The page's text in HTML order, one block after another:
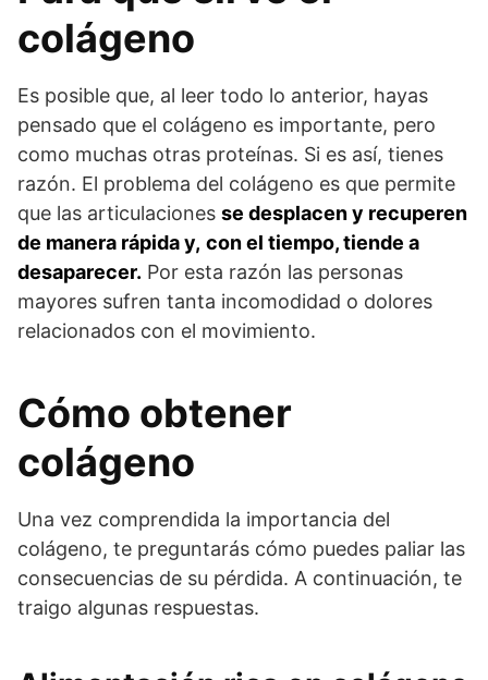
colágeno
Es posible que, al leer todo lo anterior, hayas
pensado que el colágeno es importante, pero
como muchas otras proteínas. Si es así, tienes
razón. El problema del colágeno es que permite
que las articulaciones se desplacen y recuperen
de manera rápida y, con el tiempo, tiende a
desaparecer. Por esta razón las personas
mayores sufren tanta incomodidad o dolores
relacionados con el movimiento.
Cómo obtener
colágeno
Una vez comprendida la importancia del
colágeno, te preguntarás cómo puedes paliar las
consecuencias de su pérdida. A continuación, te
traigo algunas respuestas.